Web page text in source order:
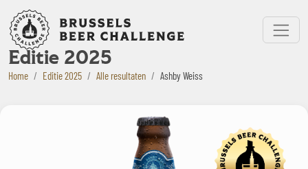
Bruxelles Beer Challenge
Menu
Editie 2025
Home Editie 2025 Alle resultaten Ashby Weiss